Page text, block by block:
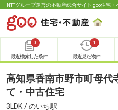
NTTグループ運営の不動産総合サイト goo住宅・
0
最近検索した条件
1
最近見た物件
高知県香南市野市町母代
て・中古住宅
3LDK / のいち駅